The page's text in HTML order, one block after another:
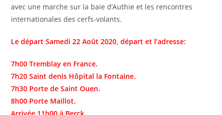
avec une marche sur la baie d’Authie et les rencontres
internationales des cerfs-volants.
Le départ Samedi 22 Août 2020, départ et l’adresse:
7h00 Tremblay en France.
7h20 Saint denis Hôpital la Fontaine.
7h30 Porte de Saint Ouen.
8h00 Porte Maillot.